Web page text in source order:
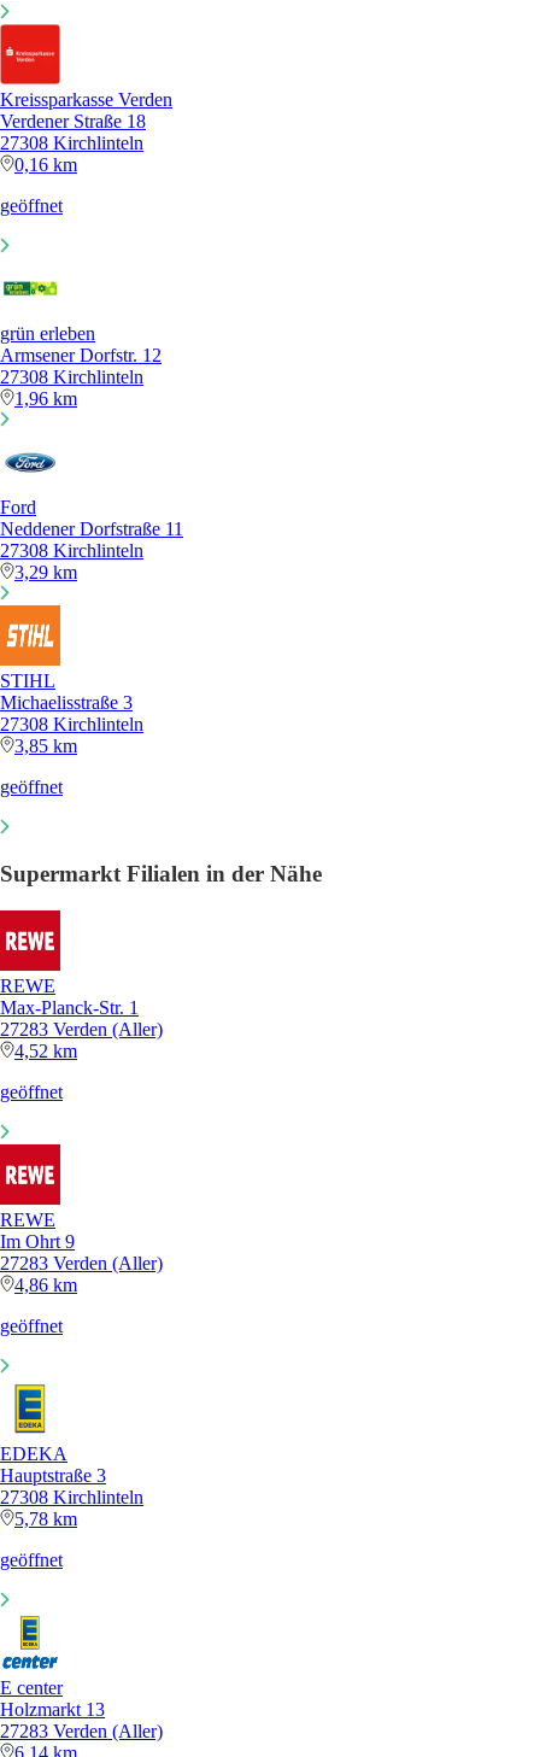
Kreissparkasse Verden
Verdener Straße 18
27308 Kirchlinteln
0,16 km
geöffnet
grün erleben
Armsener Dorfstr. 12
27308 Kirchlinteln
1,96 km
Ford
Neddener Dorfstraße 11
27308 Kirchlinteln
3,29 km
STIHL
Michaelisstraße 3
27308 Kirchlinteln
3,85 km
geöffnet
Supermarkt Filialen in der Nähe
REWE
Max-Planck-Str. 1
27283 Verden (Aller)
4,52 km
geöffnet
REWE
Im Ohrt 9
27283 Verden (Aller)
4,86 km
geöffnet
EDEKA
Hauptstraße 3
27308 Kirchlinteln
5,78 km
geöffnet
E center
Holzmarkt 13
27283 Verden (Aller)